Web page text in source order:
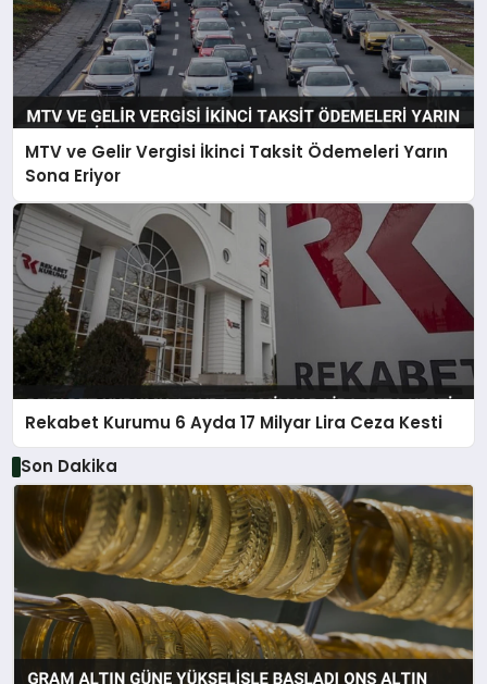
MTV ve Gelir Vergisi İkinci Taksit Ödemeleri Yarın
Sona Eriyor
Rekabet Kurumu 6 Ayda 17 Milyar Lira Ceza Kesti
Son Dakika